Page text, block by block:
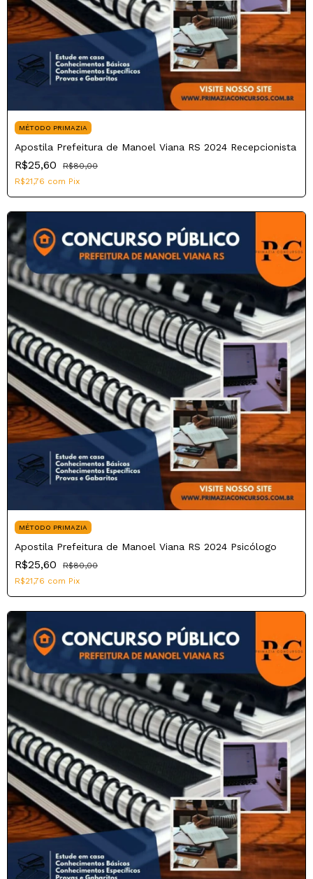
MÉTODO PRIMAZIA
Apostila Prefeitura de Manoel Viana RS 2024 Recepcionista
R$25,60
R$80,00
R$21,76 com Pix
MÉTODO PRIMAZIA
Apostila Prefeitura de Manoel Viana RS 2024 Psicólogo
R$25,60
R$80,00
R$21,76 com Pix